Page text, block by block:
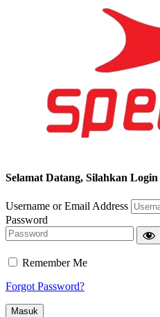
Selamat Datang, Silahkan Login
Username or Email Address
Password
Remember Me
Forgot Password?